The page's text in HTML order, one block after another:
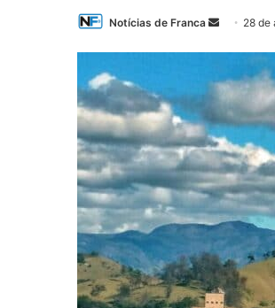
Notícias de Franca
Mande
mail
28 de